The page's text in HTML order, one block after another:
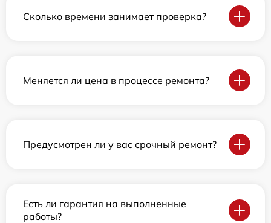
Сколько времени занимает проверка?
Меняется ли цена в процессе ремонта?
Предусмотрен ли у вас срочный ремонт?
Есть ли гарантия на выполненные
работы?